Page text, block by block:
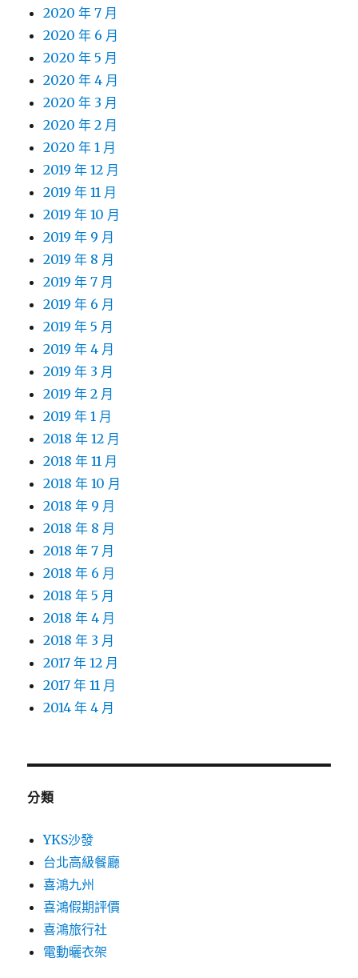
2020 年 7 月
2020 年 6 月
2020 年 5 月
2020 年 4 月
2020 年 3 月
2020 年 2 月
2020 年 1 月
2019 年 12 月
2019 年 11 月
2019 年 10 月
2019 年 9 月
2019 年 8 月
2019 年 7 月
2019 年 6 月
2019 年 5 月
2019 年 4 月
2019 年 3 月
2019 年 2 月
2019 年 1 月
2018 年 12 月
2018 年 11 月
2018 年 10 月
2018 年 9 月
2018 年 8 月
2018 年 7 月
2018 年 6 月
2018 年 5 月
2018 年 4 月
2018 年 3 月
2017 年 12 月
2017 年 11 月
2014 年 4 月
分類
YKS沙發
台北高級餐廳
喜鴻九州
喜鴻假期評價
喜鴻旅行社
電動曬衣架